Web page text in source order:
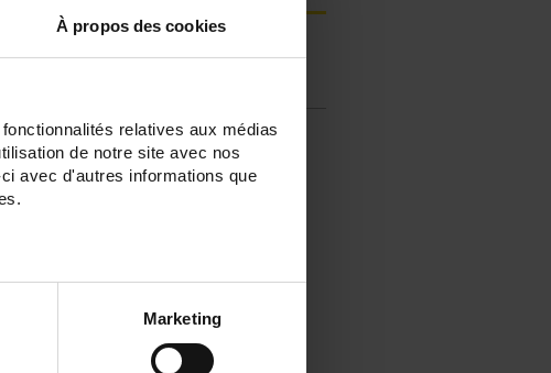
À propos des cookies
relatives aux médias
de notre site avec nos
avec d'autres informations que
Marketing